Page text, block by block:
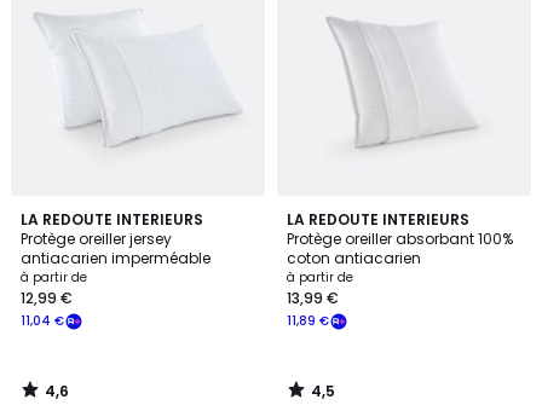
pour
payer
place
LA REDOUTE INTERIEURS
Protège oreiller jersey
antiacarien imperméable
à partir de
11,04 €
12,99 €
4,6
/ 5
4,6
/
LA REDOUTE INTERIEURS
Protège oreiller absorbant 100%
coton antiacarien
à partir de
11,89 €
13,99 €
4,5
/ 5
4,5
/